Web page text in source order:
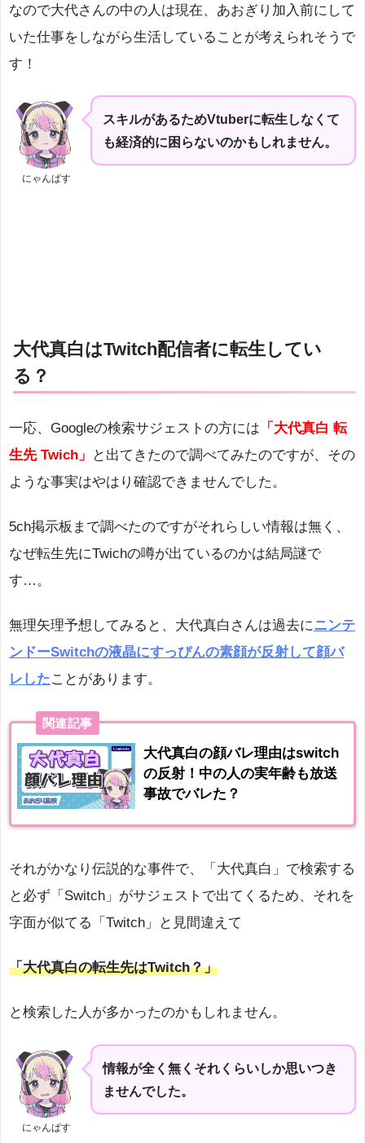
なので大代さんの中の人は現在、あおぎり加入前にして
いた仕事をしながら生活していることが考えられそうで
す！
にゃんぱす
スキルがあるためVtuberに転生しなくて
も経済的に困らないのかもしれません。
大代真白はTwitch配信者に転生してい
る？
一応、Googleの検索サジェストの方には 「大代真白 転
生先 Twich」
と出てきたので調べてみたのですが、その
ような事実はやはり確認できませんでした。
5ch掲示板まで調べたのですがそれらしい情報は無く、
なぜ転生先にTwichの噂が出ているのかは結局謎で
す…。
無理矢理予想してみると、大代真白さんは過去にニンテ
ンドーSwitchの液晶にすっぴんの素顔が反射して顔バ
レしたことがあります。
関連記事
大代真白の顔バレ理由はswitch
の反射！中の人の実年齢も放送
事故でバレた？
それがかなり伝説的な事件で、「大代真白」で検索する
と必ず「Switch」がサジェストで出てくるため、それを
字面が似てる「Twitch」と見間違えて
「大代真白の転生先はTwitch？」
と検索した人が多かったのかもしれません。
にゃんぱす
情報が全く無くそれくらいしか思いつき
ませんでした。